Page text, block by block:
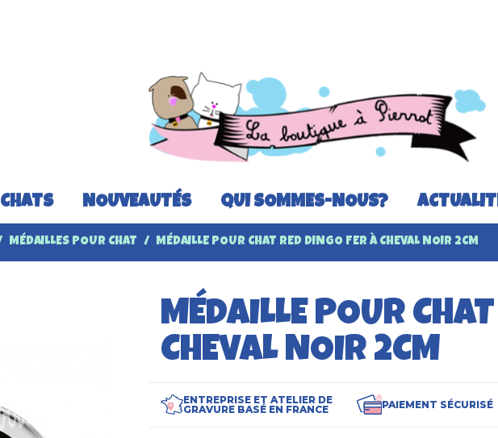
CHATS NOUVEAUTÉS QUI SOMMES-NOUS?
MÉDAILLES POUR CHAT MÉDAILLE POUR CHAT RED DINGO FER À CHEVAL NOIR 2CM
MÉDAILLE POUR
CHEVAL NOIR 2CM
ENTREPRISE ET ATELIER DE
GRAVURE BASÉ EN FRANCE
PAIEMENT SÉCURISÉ